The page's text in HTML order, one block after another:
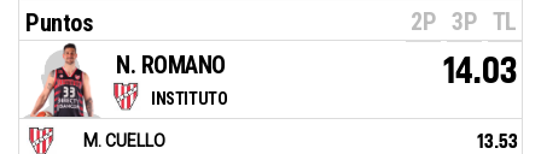
Puntos 2P 3P TL
INSTITUTO
N. ROMANO 14.03
M. CUELLO 13.53